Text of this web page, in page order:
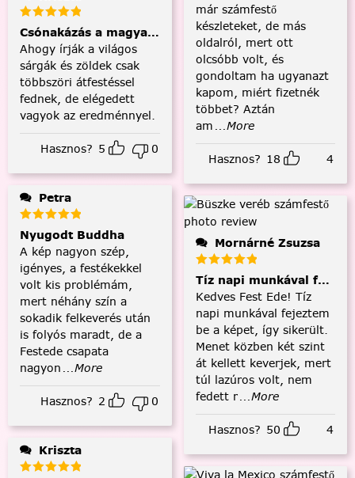
Csónakázás a magyar tengeren
Ahogy írják a világos
sárgák és zöldek csak
többszöri átfestéssel
fednek, de elégedett
vagyok az eredménnyel.
Hasznos? 5 0
Petra
Nyugodt Buddha
A kép nagyon szép,
igényes, a festékekkel
volt kis problémám,
mert néhány szín a
sokadik felkeverés után
is folyós maradt, de a
Festede csapata
nagyon ...More
Hasznos? 2 0
Kriszta
már számfestő
készleteket, de más
oldalról, mert ott
olcsóbb volt, és
gondoltam ha ugyanazt
kapom, miért fizetnék
többet? Aztán
am ...More
Hasznos? 18 4
Mornárné Zsuzsa
Tíz napi munkával
Kedves Fest Ede! Tíz
napi munkával fejeztem
be a képet, így sikerült.
Menet közben két szint
át kellett keverjek, mert
túl lazúros volt, nem
fedett r...More
Hasznos? 50 4